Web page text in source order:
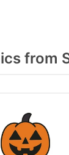
from